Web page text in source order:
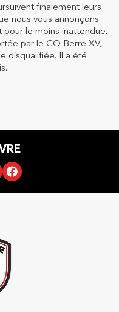
finalement leurs
nous vous annonçons
le moins inattendue.
par le CO Berre XV,
disqualifiée. Il a été